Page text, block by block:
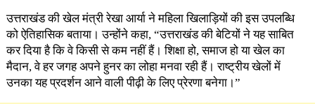
उत्तराखंड की खेल मंत्री रेखा आर्या ने महिला खिलाड़ियों की इस उपलब्धि
को ऐतिहासिक बताया। उन्होंने कहा, “उत्तराखंड की बेटियों ने यह साबित
कर दिया है कि वे किसी से कम नहीं हैं। शिक्षा हो, समाज हो या खेल का
मैदान, वे हर जगह अपने हुनर का लोहा मनवा रही हैं। राष्ट्रीय खेलों में
उनका यह प्रदर्शन आने वाली पीढ़ी के लिए प्रेरणा बनेगा।”